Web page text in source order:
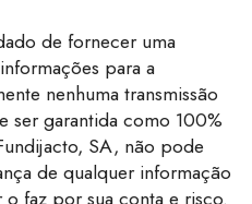
de fornecer uma
para a
nenhuma transmissão
ser garantida como 100%
SA, não pode
de qualquer informação